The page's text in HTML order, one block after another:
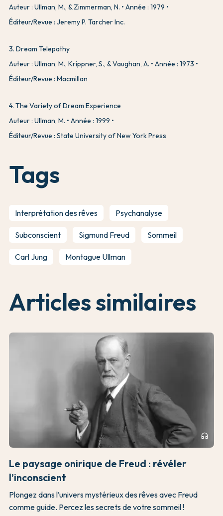
Auteur : Ullman, M., & Zimmerman, N.
Année : 1979
Éditeur/Revue : Jeremy P. Tarcher Inc.
3. Dream Telepathy
Auteur : Ullman, M., Krippner, S., & Vaughan, A.
Année : 1973
Éditeur/Revue : Macmillan
4. The Variety of Dream Experience
Auteur : Ullman, M.
Année : 1999
Éditeur/Revue : State University of New York Press
Tags
Interprétation des rêves Psychanalyse
Subconscient Sigmund Freud Sommeil
Carl Jung Montague Ullman
Articles similaires
headphones
Le paysage onirique de Freud : révéler
l’inconscient
Plongez dans l’univers mystérieux des rêves avec Freud
comme guide. Percez les secrets de votre sommeil !